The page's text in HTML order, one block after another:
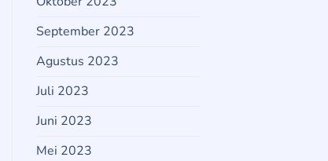
September 2023
Agustus 2023
Juli 2023
Juni 2023
Mei 2023